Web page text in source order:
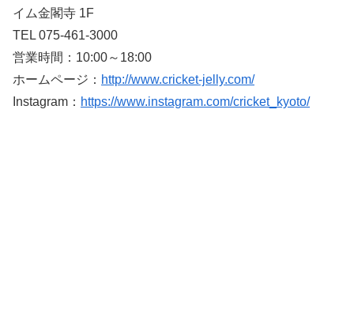
イム金閣寺 1F
TEL 075-461-3000
営業時間：10:00～18:00
ホームページ： http://www.cricket-jelly.com/
Instagram： https://www.instagram.com/cricket_kyoto/